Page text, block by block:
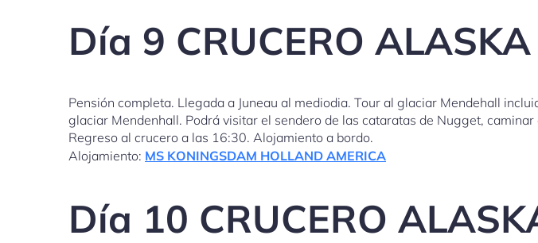
Día 9 CRUCERO ALASKA
Pensión completa. Llegada a Juneau al mediodia. Tour al glaciar Mendehall
glaciar Mendenhall. Podrá visitar el sendero de las cataratas de Nugget,
Regreso al crucero a las 16:30. Alojamiento a bordo.
Alojamiento: MS KONINGSDAM HOLLAND AMERICA
Día 10 CRUCERO